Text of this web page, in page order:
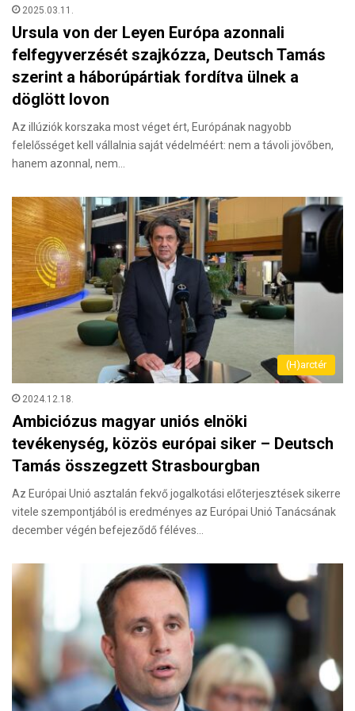
2025.03.11.
Ursula von der Leyen Európa azonnali
felfegyverzését szajkózza, Deutsch Tamás
szerint a háborúpártiak fordítva ülnek a
döglött lovon
Az illúziók korszaka most véget ért, Európának nagyobb
felelősséget kell vállalnia saját védelméért: nem a távoli jövőben,
hanem azonnal, nem…
(H)arctér
2024.12.18.
Ambiciózus magyar uniós elnöki
tevékenység, közös európai siker – Deutsch
Tamás összegzett Strasbourgban
Az Európai Unió asztalán fekvő jogalkotási előterjesztések sikerre
vitele szempontjából is eredményes az Európai Unió Tanácsának
december végén befejeződő féléves…